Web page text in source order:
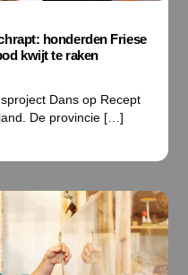
honderden Friese
kwijt te raken
Dans op Recept
De provincie […]